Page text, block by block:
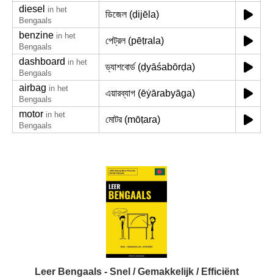
diesel in het
Bengaals
ডিজেল (ḍijēla)
benzine in het
Bengaals
পেট্রল (pēṭrala)
dashboard in het
Bengaals
ড্যাশবোর্ড (ḍyāśabōrḍa)
airbag in het
Bengaals
এয়ারব্যাগ (ēẏārabyāga)
motor in het
Bengaals
মোটর (mōṭara)
Leer Bengaals - Snel / Gemakkelijk / Efficiënt